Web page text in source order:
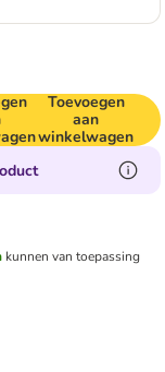
Toevoegen
aan
winkelwagen
kunnen van toepassing